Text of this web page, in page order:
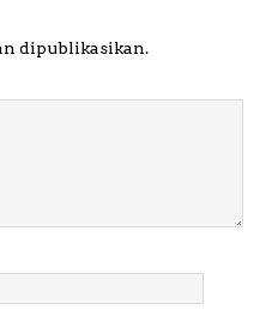
dipublikasikan.